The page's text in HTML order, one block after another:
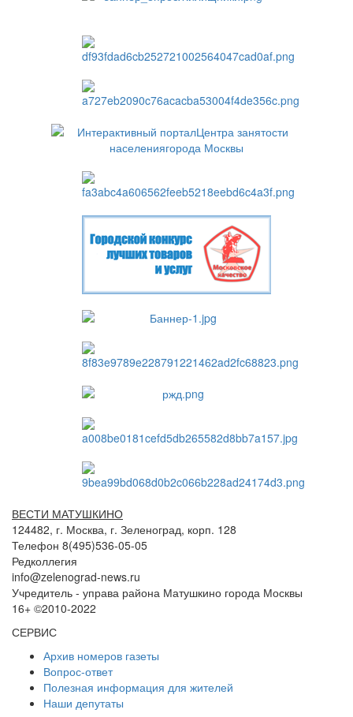
ВЕСТИ МАТУШКИНО
124482, г. Москва, г. Зеленоград, корп. 128
Телефон 8(495)536-05-05
Редколлегия
info@zelenograd-news.ru
Учредитель - управа района Матушкино города Москвы
16+ ©2010-2022
СЕРВИС
Архив номеров газеты
Вопрос-ответ
Полезная информация для жителей
Наши депутаты